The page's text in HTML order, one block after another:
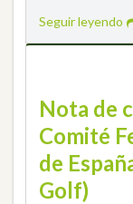
Seguir leyendo
Nota de
Comité
de
Golf)